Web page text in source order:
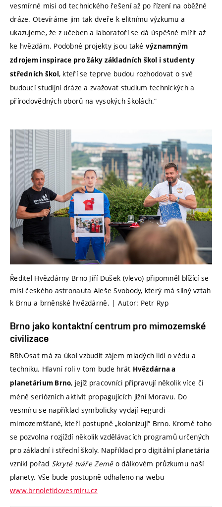
vesmírné misi od technického řešení až po řízení na oběžné
dráze. Otevíráme jim tak dveře k elitnímu výzkumu a
ukazujeme, že z učeben a laboratoří se dá úspěšně mířit až
ke hvězdám. Podobné projekty jsou také významným
zdrojem inspirace pro žáky základních škol i studenty
středních škol, kteří se teprve budou rozhodovat o své
budoucí studijní dráze a zvažovat studium technických a
přírodovědných oborů na vysokých školách.“
Ředitel Hvězdárny Brno Jiří Dušek (vlevo) připomněl blížící se
misi českého astronauta Aleše Svobody, který má silný vztah
k Brnu a brněnské hvězdárně. | Autor: Petr Ryp
Brno jako kontaktní centrum pro mimozemské
civilizace
BRNOsat má za úkol vzbudit zájem mladých lidí o vědu a
techniku. Hlavní roli v tom bude hrát Hvězdárna a
planetárium Brno, jejíž pracovníci připravují několik více či
méně seriózních aktivit propagujících jižní Moravu. Do
vesmíru se například symbolicky vydají Fegurdi –
mimozemšťané, kteří postupně „kolonizují“ Brno. Kromě toho
se pozvolna rozjíždí několik vzdělávacích programů určených
pro základní i střední školy. Například pro digitální planetária
vznikl pořad Skryté tváře Zeměo dálkovém průzkumu naší
planety. Vše bude postupně odhaleno na webu
www.brnoletidovesmiru.cz